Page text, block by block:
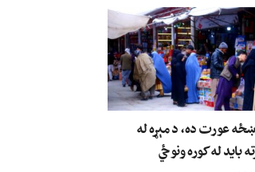
عورت ده، د مېړه له
باید له کوره ونوځي